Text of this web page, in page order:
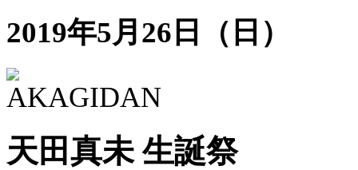
2019年5月26日（日）
天田真未 生誕祭